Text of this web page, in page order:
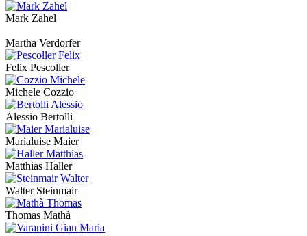
Mark Zahel
Martha Verdorfer
Felix Pescoller
Michele Cozzio
Alessio Bertolli
Marialuise Maier
Matthias Haller
Walter Steinmair
Thomas Mathà